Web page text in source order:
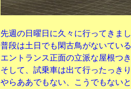
先週の日曜日に久々に行ってきま
普段は土日でも閑古鳥がないてい
エントランス正面の立派な屋根つ
そして、試乗車は出て行ったっき
やらああでもない、こうでもない